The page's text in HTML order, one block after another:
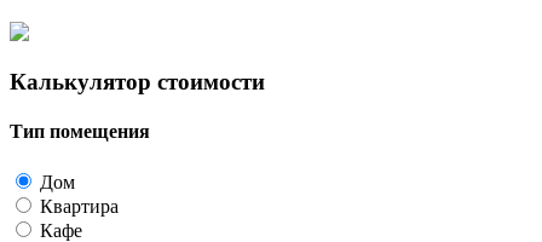
Калькулятор стоимости
Тип помещения
Дом
Квартира
Кафе